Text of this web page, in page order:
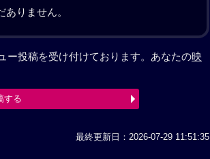
りません。
ー投稿を受け付けております。あなたの映
する
最終更新日：2026-07-29 11:51:35